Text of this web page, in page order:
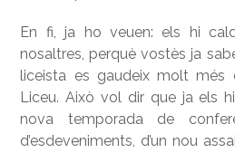
En fi, ja ho veuen: els hi
nosaltres, perquè vostès ja
liceista es gaudeix molt més
Liceu. Això vol dir que ja els
nova temporada de
d’esdeveniments, d’un nou